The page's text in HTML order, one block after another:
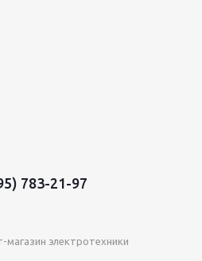
783-21-97
магазин электротехники